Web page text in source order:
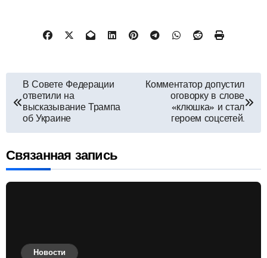
Навигация
по
записям
В Совете Федерации
ответили на
высказывание Трампа
об Украине
Комментатор допустил
оговорку в слове
«клюшка» и стал
героем соцсетей.
Связанная запись
Новости